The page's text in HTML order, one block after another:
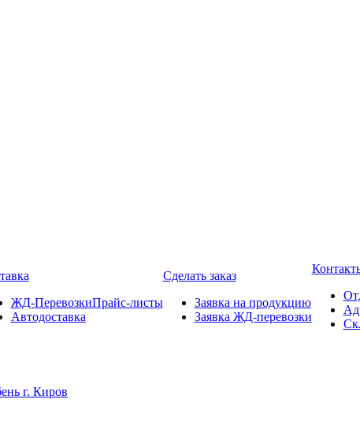
ЖД-Перевозки
Автодоставка
Прайс-листы
Сделать заказ
Заявка на продукцию
Заявка ЖД-перевозки
г. Киров